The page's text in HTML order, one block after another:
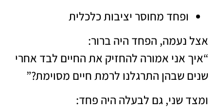
ופחד מחוסר יציבות כלכלית
אצל נעמה, הפחד היה ברור:
“איך אני אמורה להחזיק את החיים לבד אחרי
שנים שבהן התרגלנו לרמת חיים מסוימת?”
ומצד שני, גם לבעלה היה פחד: